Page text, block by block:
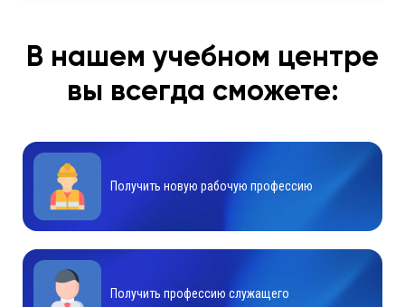
В нашем учебном центре
вы всегда сможете:
Получить новую рабочую профессию
Получить профессию служащего